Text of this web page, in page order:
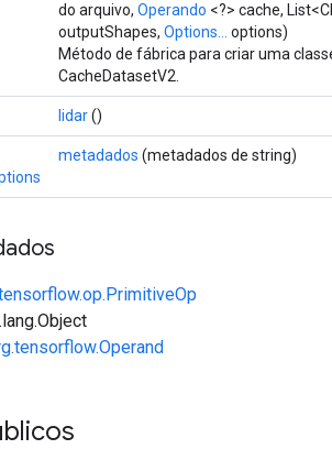
do arquivo, Operando <?> cache,
outputShapes, Options...
options)
Método de fábrica para criar uma
CacheDatasetV2.
lidar()
metadados (metadados de string)